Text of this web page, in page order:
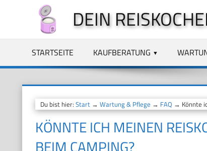
springen
DEIN
STARTSEITE KAUFBERATUNG
Du bist hier: Start→ Wartung & Pflege → FAQ → Könnte
KÖNNTE ICH MEINEN